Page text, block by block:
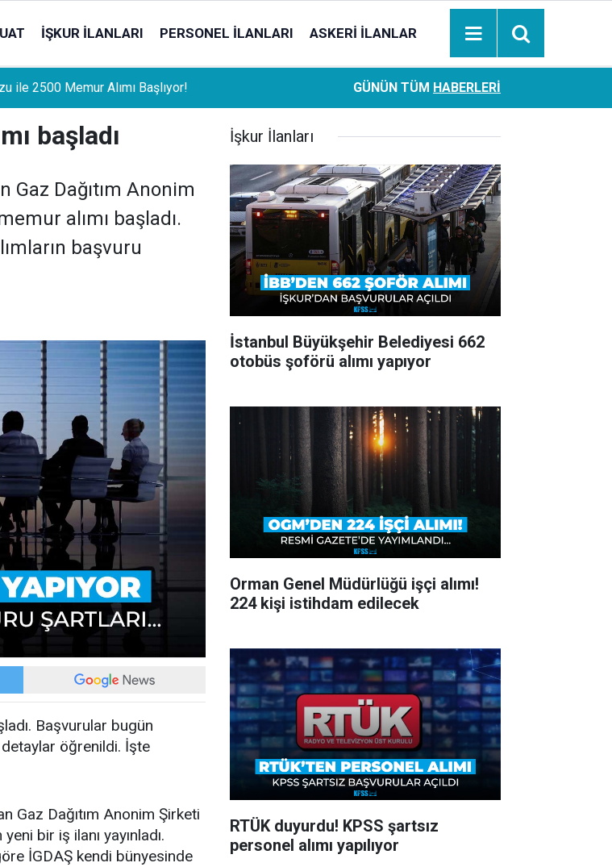
İŞKUR İLANLARI PERSONEL İLANLARI ASKERI İLANLAR
Gelişme: Stopaj Oranları Artıyor!
Ziraat Bankası başvuran emeklilere hemen ödeme
hesaplara geçiyor
GÜNÜN TÜM HABERLERI
başladı
Dağıtım Anonim
alımı başladı.
başvuru
Başvurular bugün
detaylar öğrenildi. İşte
Gaz Dağıtım Anonim Şirketi
bir iş ilanı yayınladı.
İGDAŞ kendi bünyesinde
İşkur İlanları
İstanbul Büyükşehir Belediyesi 662
otobüs şoförü alımı yapıyor
Orman Genel Müdürlüğü işçi alımı!
224 kişi istihdam edilecek
RTÜK duyurdu! KPSS şartsız
personel alımı yapılıyor